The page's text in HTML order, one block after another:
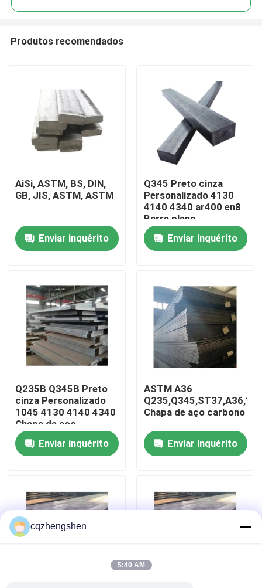
Casa
Produtos
Vídeos
Quem Somos
Fábrica
Controle de Qualidade
notícias
Pedir um orçamento
Produtos recomendados
AiSi, ASTM, BS, DIN,
GB, JIS, ASTM, ASTM
Enviar inquérito
Q345 Preto cinza
Personalizado 4130
4140 4340 ar400 en8
Barra plana
Enviar inquérito
Q235B Q345B Preto
cinza Personalizado
1045 4130 4140 4340
Chapa de aço
Enviar inquérito
ASTM A36
Chapa de aço carbono
Enviar inquérito
cqzhengshen
5:40 AM